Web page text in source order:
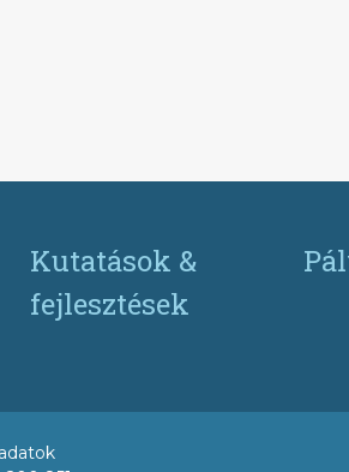
Kutatások &
fejlesztések